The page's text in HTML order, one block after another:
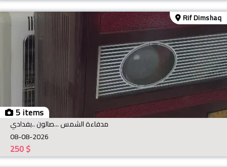
5 items
Rif Dimshaq
مدفاءة الشمس ...صالون ..بفدادي
08-08-2026
$
250